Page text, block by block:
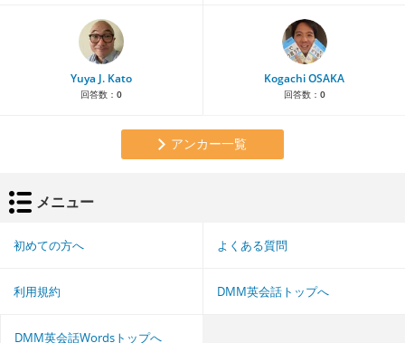
Yuya J. Kato
回答数： 0
Kogachi OSAKA
回答数： 0
アンカー一覧
メニュー
初めての方へ よくある質問
利用規約 DMM英会話トップへ
DMM英会話Wordsトップへ